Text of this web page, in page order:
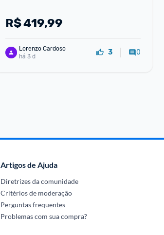
R$419,99
Lorenzo Cardoso
há 3 d
3 0
Artigos de Ajuda
Diretrizes da comunidade
Critérios de moderação
Perguntas frequentes
Problemas com sua compra?